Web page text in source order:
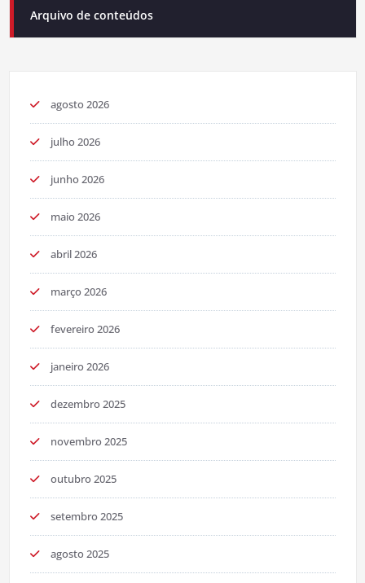
Arquivo de conteúdos
agosto 2026
julho 2026
junho 2026
maio 2026
abril 2026
março 2026
fevereiro 2026
janeiro 2026
dezembro 2025
novembro 2025
outubro 2025
setembro 2025
agosto 2025